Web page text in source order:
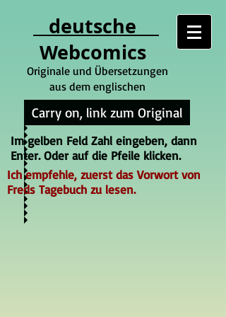
deutsche
Webcomics
Originale und Übersetzungen
aus dem englischen
Carry on, link zum Original
Im gelben Feld Zahl eingeben, dann
Enter. Oder auf die Pfeile klicken.
Ich empfehle, zuerst das Vorwort von
Freds Tagebuch zu lesen.